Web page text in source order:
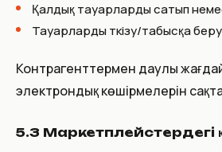
Қалдық тауарларды сатып
Тауарларды өткізу/табысқа
Контрагенттермен даулы
электрондық көшірмелерін
5.3 Маркетплейстердегі